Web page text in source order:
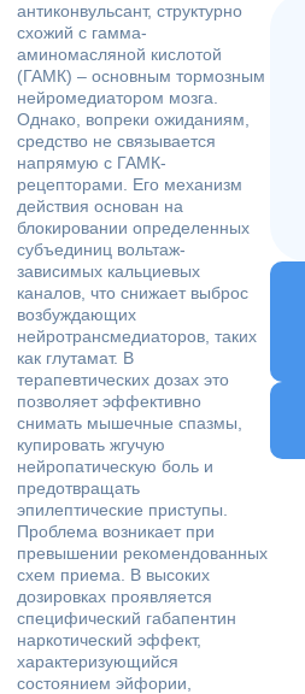
антиконвульсант, структурно
схожий с гамма-
аминомасляной кислотой
(ГАМК) – основным тормозным
нейромедиатором мозга.
Однако, вопреки ожиданиям,
средство не связывается
напрямую с ГАМК-
рецепторами. Его механизм
действия основан на
блокировании определенных
субъединиц вольтаж-
зависимых кальциевых
каналов, что снижает выброс
возбуждающих
нейротрансмедиаторов, таких
как глутамат. В
терапевтических дозах это
позволяет эффективно
снимать мышечные спазмы,
купировать жгучую
нейропатическую боль и
предотвращать
эпилептические приступы.
Проблема возникает при
превышении рекомендованных
схем приема. В высоких
дозировках проявляется
специфический габапентин
наркотический эффект,
характеризующийся
состоянием эйфории,